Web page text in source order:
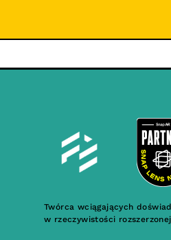
Twórca wciągających
w rzeczywistości rozszerzonej